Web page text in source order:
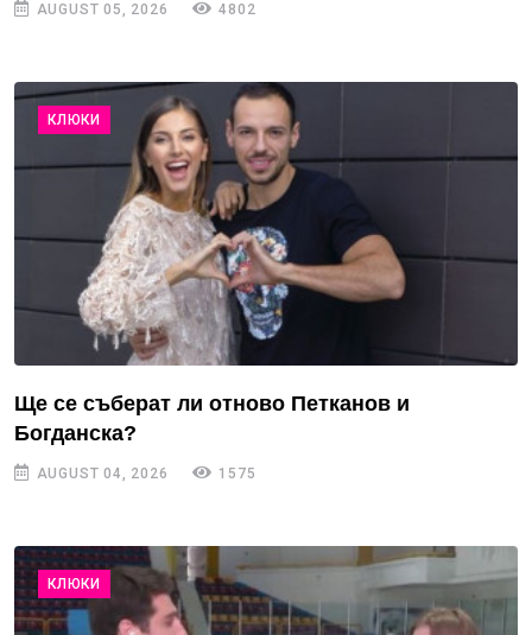
AUGUST 05, 2026 4802
КЛЮКИ
Ще се съберат ли отново Петканов и
Богданска?
AUGUST 04, 2026 1575
КЛЮКИ